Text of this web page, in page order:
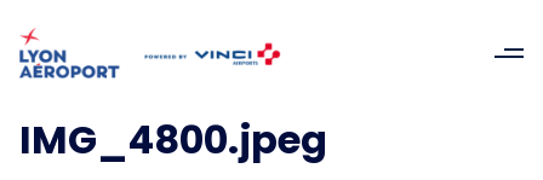
IMG_4800.jpeg